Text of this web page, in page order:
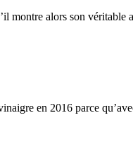
montre alors son véritable
en 2016 parce